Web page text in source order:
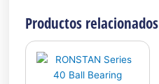
Productos relacionados